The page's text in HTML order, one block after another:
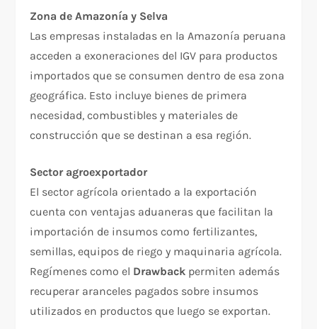
Zona de Amazonía y Selva
Las empresas instaladas en la Amazonía peruana
acceden a exoneraciones del IGV para productos
importados que se consumen dentro de esa zona
geográfica. Esto incluye bienes de primera
necesidad, combustibles y materiales de
construcción que se destinan a esa región.
Sector agroexportador
El sector agrícola orientado a la exportación
cuenta con ventajas aduaneras que facilitan la
importación de insumos como fertilizantes,
semillas, equipos de riego y maquinaria agrícola.
Regímenes como el Drawback permiten además
recuperar aranceles pagados sobre insumos
utilizados en productos que luego se exportan.